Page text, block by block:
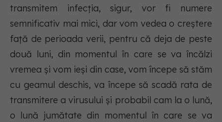
transmitem infecţia, sigur, vor fi numere
semnificativ mai mici, dar vom vedea o creştere
faţă de perioada verii, pentru că deja de peste
două luni, din momentul în care se va încălzi
vremea şi vom ieşi din case, vom începe să stăm
cu geamul deschis, va începe să scadă rata de
transmitere a virusului şi probabil cam la o lună,
o lună jumătate din momentul în care se va